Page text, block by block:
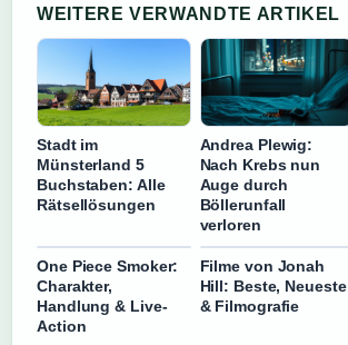
WEITERE VERWANDTE ARTIKEL
Stadt im
Münsterland 5
Buchstaben: Alle
Rätsellösungen
Andrea Plewig:
Nach Krebs nun
Auge durch
Böllerunfall
verloren
One Piece Smoker:
Charakter,
Handlung & Live-
Action
Filme von Jonah
Hill: Beste, Neueste
& Filmografie